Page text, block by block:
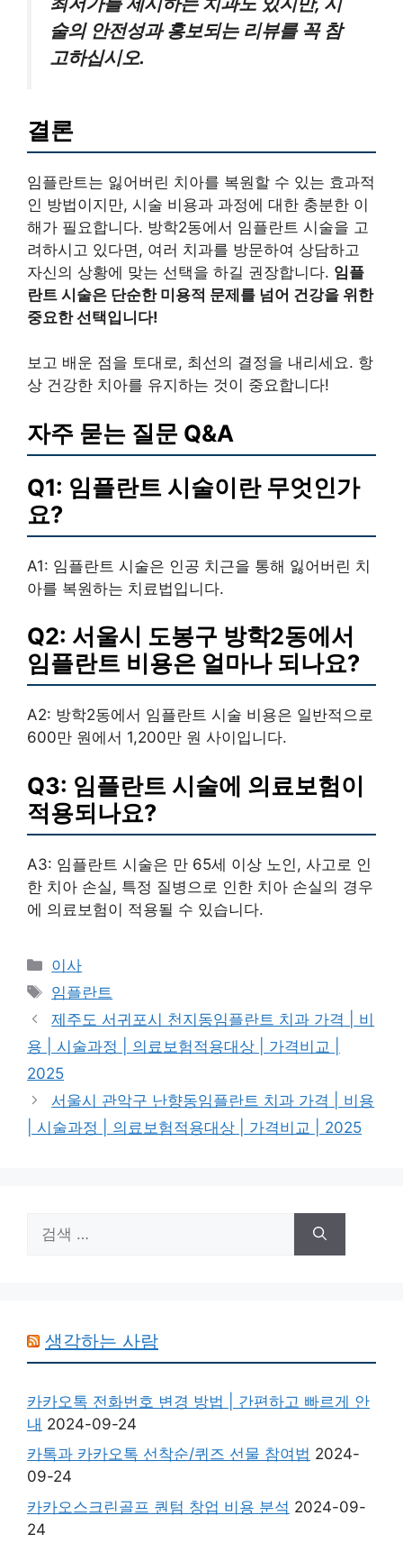
술의 안전성과 홍보되는 리뷰를 꼭 참
고하십시오.
결론
임플란트는 잃어버린 치아를 복원할 수 있는 효과적
인 방법이지만, 시술 비용과 과정에 대한 충분한 이
해가 필요합니다. 방학2동에서 임플란트 시술을 고
려하시고 있다면, 여러 치과를 방문하여 상담하고
자신의 상황에 맞는 선택을 하길 권장합니다. 임플
란트 시술은 단순한 미용적 문제를 넘어 건강을 위한
중요한 선택입니다!
보고 배운 점을 토대로, 최선의 결정을 내리세요. 항
상 건강한 치아를 유지하는 것이 중요합니다!
자주 묻는 질문 Q&A
Q1: 임플란트 시술이란 무엇인가
요?
A1: 임플란트 시술은 인공 치근을 통해 잃어버린 치
아를 복원하는 치료법입니다.
Q2: 서울시 도봉구 방학2동에서
임플란트 비용은 얼마나 되나요?
A2: 방학2동에서 임플란트 시술 비용은 일반적으로
600만 원에서 1,200만 원 사이입니다.
Q3: 임플란트 시술에 의료보험이
적용되나요?
A3: 임플란트 시술은 만 65세 이상 노인, 사고로 인
한 치아 손실, 특정 질병으로 인한 치아 손실의 경우
에 의료보험이 적용될 수 있습니다.
카
테
고
리
이사
태
그
임플란트
제주도 서귀포시 천지동임플란트 치과 가격 | 비
용 | 시술과정 | 의료보험적용대상 | 가격비교 |
2025
서울시 관악구 난향동임플란트 치과 가격 | 비용
| 시술과정 | 의료보험적용대상 | 가격비교 | 2025
색:
생각하는 사람
카카오톡 전화번호 변경 방법 | 간편하고 빠르게 안
내 2024-09-24
카톡과 카카오톡 선착순/퀴즈 선물 참여법 2024-
09-24
카카오스크린골프 퀀텀 창업 비용 분석 2024-09-
24